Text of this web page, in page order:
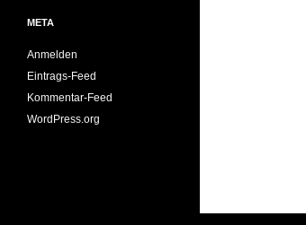
META
Anmelden
Eintrags-Feed
Kommentar-Feed
WordPress.org